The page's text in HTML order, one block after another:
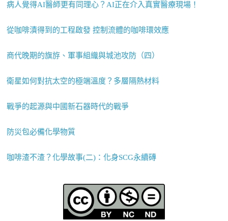
病人覺得AI醫師更有同理心？AI正在介入真實醫療現場！
從咖啡漬得到的工程啟發 控制流體的咖啡環效應
商代晚期的旗斿、軍事組織與城池攻防（四）
衛星如何對抗太空的極端溫度？多層隔熱材料
戰爭的起源與中國新石器時代的戰爭
防災包必備化學物質
咖啡渣不渣？化學故事(二)：化身SCG永續磚